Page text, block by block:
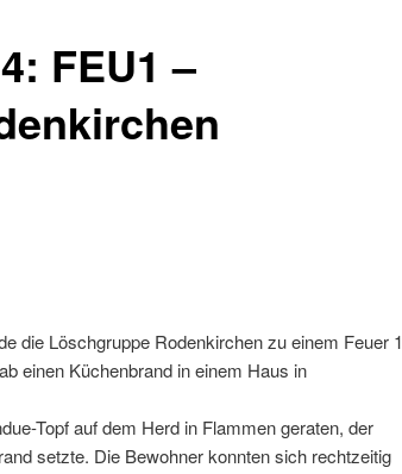
FEU1 –
die Löschgruppe Rodenkirchen zu einem Feuer 1
einen Küchenbrand in einem Haus in
Topf auf dem Herd in Flammen geraten, der
setzte. Die Bewohner konnten sich rechtzeitig